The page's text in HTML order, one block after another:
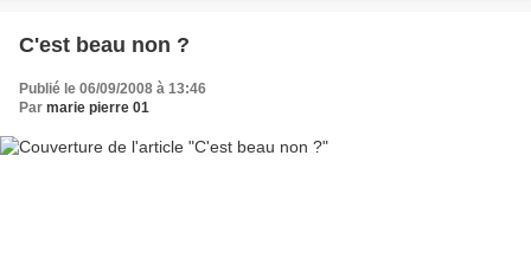
C'est beau non ?
Publié le 06/09/2008 à 13:46
Par marie pierre 01